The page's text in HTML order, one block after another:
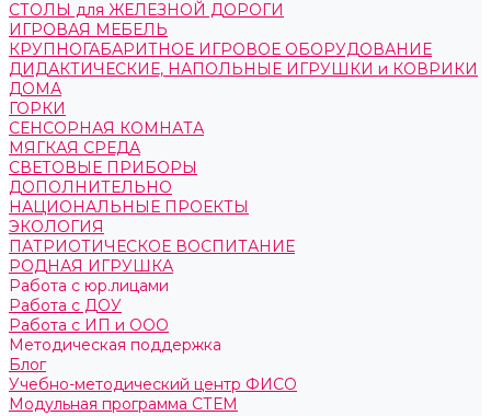
СТОЛЫ для ЖЕЛЕЗНОЙ ДОРОГИ
ИГРОВАЯ МЕБЕЛЬ
КРУПНОГАБАРИТНОЕ ИГРОВОЕ ОБОРУДОВАНИЕ
ДИДАКТИЧЕСКИЕ, НАПОЛЬНЫЕ ИГРУШКИ и КОВРИКИ
ДОМА
ГОРКИ
СЕНСОРНАЯ КОМНАТА
МЯГКАЯ СРЕДА
СВЕТОВЫЕ ПРИБОРЫ
ДОПОЛНИТЕЛЬНО
НАЦИОНАЛЬНЫЕ ПРОЕКТЫ
ЭКОЛОГИЯ
ПАТРИОТИЧЕСКОЕ ВОСПИТАНИЕ
РОДНАЯ ИГРУШКА
Работа с юр.лицами
Работа с ДОУ
Работа с ИП и ООО
Методическая поддержка
Блог
Учебно-методический центр ФИСО
Модульная программа СТЕМ